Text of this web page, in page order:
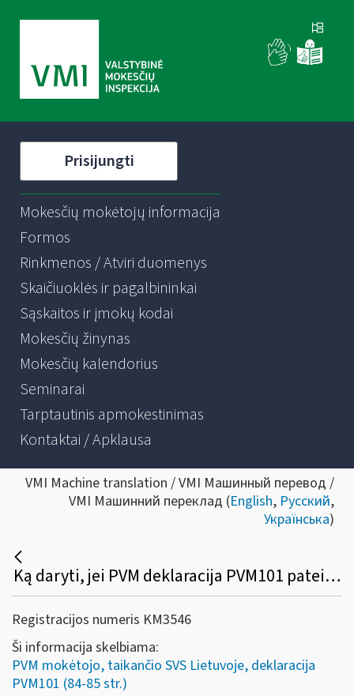
Prisijungti
Mokesčių mokėtojų informacija
Formos
Rinkmenos / Atviri duomenys
Skaičiuoklės ir pagalbininkai
Sąskaitos ir įmokų kodai
Mokesčių žinynas
Mokesčių kalendorius
Seminarai
Tarptautinis apmokestinimas
Kontaktai / Apklausa
VMI Machine translation / VMI Машинный перевод /
VMI Машинний переклад (English, Русский,
Українська)
Ką daryti, jei PVM deklaracija PVM101 pateikta už laikotarpį, kurį jos teikti nereikėjo?
Registracijos numeris KM3546
Ši informacija skelbiama:
PVM mokėtojo, taikančio SVS Lietuvoje, deklaracija
PVM101 (84-85 str.)